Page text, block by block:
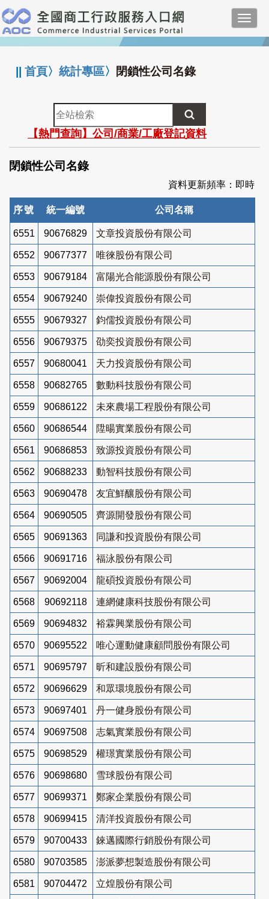
跳
到
主
要
:::
||首頁〉統計專區〉 閉鎖性公司名錄
全
站
檢
索
【熱門查詢】公司/商業/工廠登記資料
閉鎖性公司名錄
資料更新頻率：即時
序號 統一編號 公司名稱
6551 90676829 文章投資股份有限公司
6552 90677377 唯徠股份有限公司
6553 90679184 富陽光合能源股份有限公司
6554 90679240 崇偉投資股份有限公司
6555 90679327 鈞儒投資股份有限公司
6556 90679375 劭奕投資股份有限公司
6557 90680041 天力投資股份有限公司
6558 90682765 數動科技股份有限公司
6559 90686122 未來農場工程股份有限公司
6560 90686544 陞暘實業股份有限公司
6561 90686853 致源投資股份有限公司
6562 90688233 動智科技股份有限公司
6563 90690478 友宜鮮釀股份有限公司
6564 90690505 齊源開發股份有限公司
6565 90691363 同謙和投資股份有限公司
6566 90691716 福泳股份有限公司
6567 90692004 龍碩投資股份有限公司
6568 90692118 連網健康科技股份有限公司
6569 90694832 裕霖興業股份有限公司
6570 90695522 唯心運動健康顧問股份有限公司
6571 90695797 昕和建設股份有限公司
6572 90696629 和眾環境股份有限公司
6573 90697401 丹一健身股份有限公司
6574 90697508 志氣實業股份有限公司
6575 90698529 權璟實業股份有限公司
6576 90698680 雪球股份有限公司
6577 90699371 鄭家企業股份有限公司
6578 90699415 清洋投資股份有限公司
6579 90700433 錸邁國際行銷股份有限公司
6580 90703585 澎派夢想製造股份有限公司
6581 90704472 立煌股份有限公司